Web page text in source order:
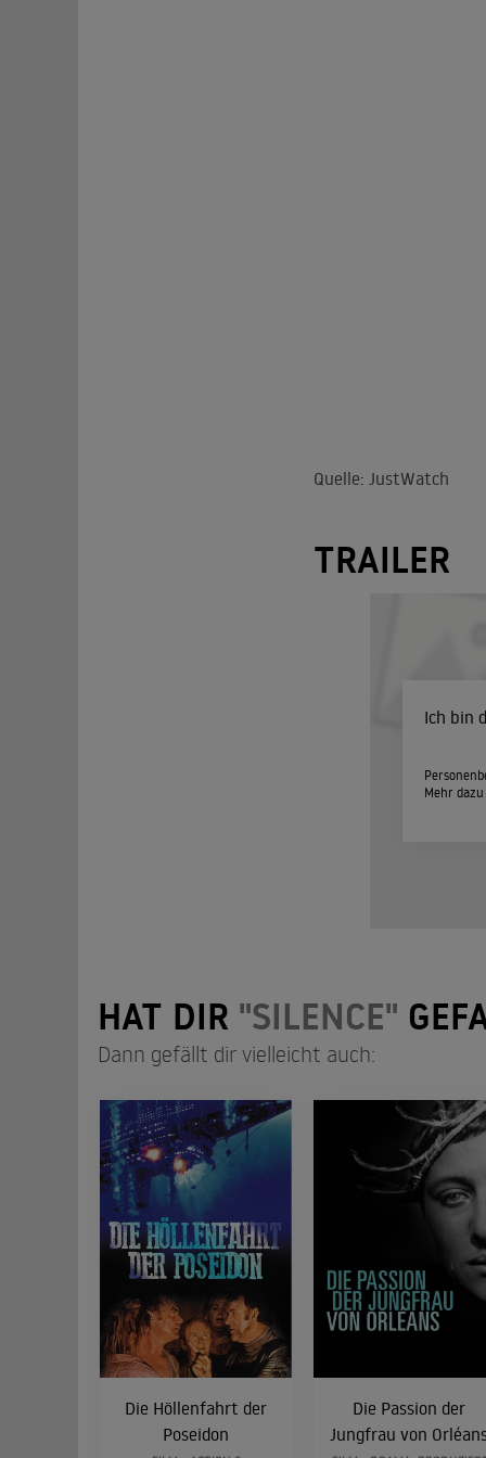
Quelle: JustWatch
TRAILER
Ich bin
Mehr
HAT DIR "SILENCE"
Dann gefällt dir vielleicht auch:
Die Höllenfahrt der
Poseidon
Die Passion der
Jungfrau von